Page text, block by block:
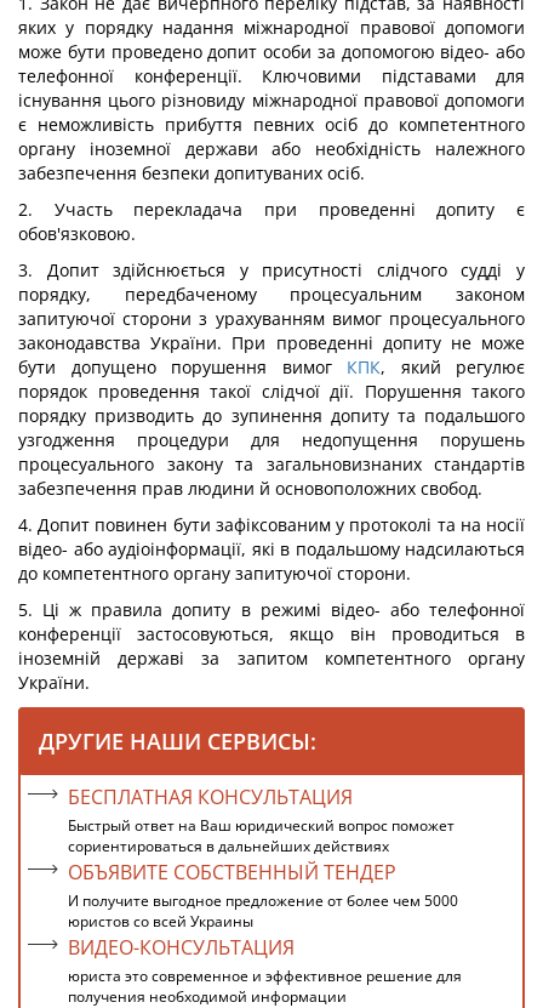
яких у порядку надання міжнародної правової допомоги
може бути проведено допит особи за допомогою відео- або
телефонної конференції. Ключовими підставами для
існування цього різновиду міжнародної правової допомоги
є неможливість прибуття певних осіб до компетентного
органу іноземної держави або необхідність належного
забезпечення безпеки допитуваних осіб.
2. Участь перекладача при проведенні допиту є
обов'язковою.
3. Допит здійснюється у присутності слідчого судді у
порядку, передбаченому процесуальним законом
запитуючої сторони з урахуванням вимог процесуального
законодавства України. При проведенні допиту не може
бути допущено порушення вимог КПК, який регулює
порядок проведення такої слідчої дії. Порушення такого
порядку призводить до зупинення допиту та подальшого
узгодження процедури для недопущення порушень
процесуального закону та загальновизнаних стандартів
забезпечення прав людини й основоположних свобод.
4. Допит повинен бути зафіксованим у протоколі та на носії
відео- або аудіоінформації, які в подальшому надсилаються
до компетентного органу запитуючої сторони.
5. Ці ж правила допиту в режимі відео- або телефонної
конференції застосовуються, якщо він проводиться в
іноземній державі за запитом компетентного органу
України.
ДРУГИЕ НАШИ СЕРВИСЫ:
БЕСПЛАТНАЯ КОНСУЛЬТАЦИЯ
Быстрый ответ на Ваш юридический вопрос поможет
сориентироваться в дальнейших действиях
ОБЪЯВИТЕ СОБСТВЕННЫЙ ТЕНДЕР
И получите выгодное предложение от более чем 5000
юристов со всей Украины
ВИДЕО-КОНСУЛЬТАЦИЯ
юриста это современное и эффективное решение для
получения необходимой информации